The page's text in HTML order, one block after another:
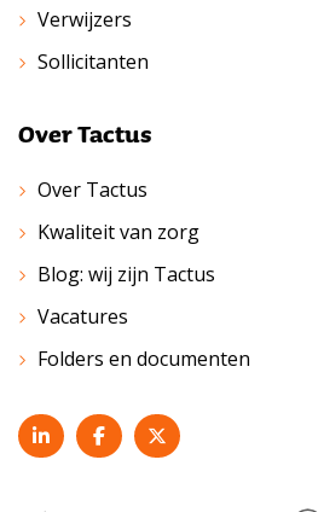
Verwijzers
Sollicitanten
Over Tactus
Over Tactus
Kwaliteit van zorg
Blog: wij zijn Tactus
Vacatures
Folders en documenten